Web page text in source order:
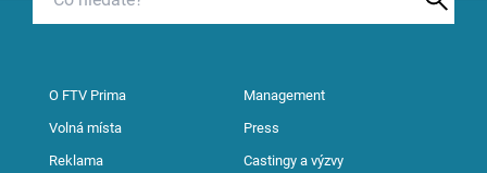
O FTV Prima Management
Volná místa Press
Reklama Castingy a výzvy